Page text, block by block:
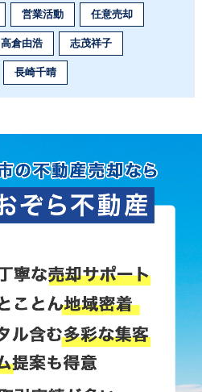
営業活動 任意売却
高倉由浩 志茂祥子
長崎千晴